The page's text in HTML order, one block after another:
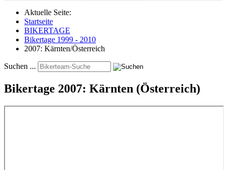
Aktuelle Seite:
Startseite
BIKERTAGE
Bikertage 1999 - 2010
2007: Kärnten/Österreich
Suchen ...
Bikertage 2007: Kärnten (Österreich)